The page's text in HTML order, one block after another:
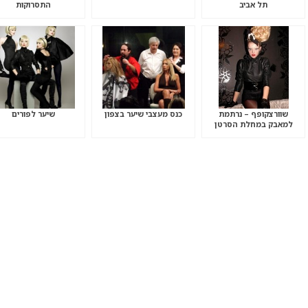
תל אביב התסרוקות
שוורצקופף – נרתמת
למאבק במחלת הסרטן
כנס מעצבי שיער בצפון שיער לפורים